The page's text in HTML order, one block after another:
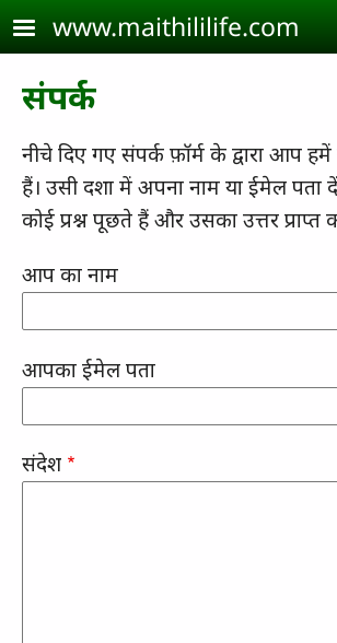
Skip to main content
www.maithililife.com
संपर्क
नीचे दिए गए संपर्क फ़ॉर्म के द्वारा आप
हैं। उसी दशा में अपना नाम या ईमेल
कोई प्रश्न पूछते हैं और उसका उत्तर प्राप्त
आप का नाम
आपका ईमेल पता
संदेश